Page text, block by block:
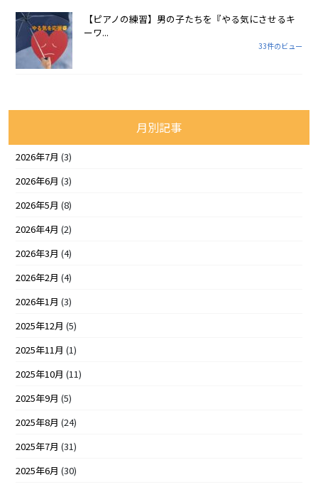
【ピアノの練習】男の子たちを『やる気にさせるキ
ーワ...
33件のビュー
月別記事
2026年7月 (3)
2026年6月 (3)
2026年5月 (8)
2026年4月 (2)
2026年3月 (4)
2026年2月 (4)
2026年1月 (3)
2025年12月 (5)
2025年11月 (1)
2025年10月 (11)
2025年9月 (5)
2025年8月 (24)
2025年7月 (31)
2025年6月 (30)